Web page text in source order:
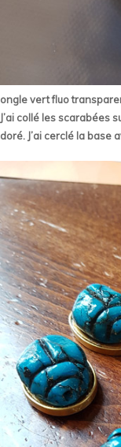
ongle vert fluo
J’ai collé les scarabées
doré. J’ai cerclé la base